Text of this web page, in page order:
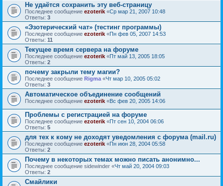
Не удаётся сохранить эту веб-страницу
Последнее сообщение ezoterik «Ср мар 21, 2007 10:48
Ответы: 3
«Эзотерический чат» (тестинг программы)
Последнее сообщение ezoterik «Пн фев 05, 2007 14:53
Ответы: 11
Текущее время сервера на форуме
Последнее сообщение ezoterik «Пт май 13, 2005 18:05
Ответы: 2
почему закрыли тему магии?
Последнее сообщение Rigma «Чт мар 10, 2005 05:02
Ответы: 3
Автоматическое объединение сообщений
Последнее сообщение ezoterik «Вс фев 20, 2005 14:06
Проблемы с регистрацией на форуме
Последнее сообщение ezoterik «Пт сен 10, 2004 06:06
Ответы: 5
для тех к кому не доходят уведомления с форума (mail.ru)
Последнее сообщение ezoterik «Пн июн 28, 2004 05:58
Ответы: 2
Почему в некоторых темах можно писать анонимно...
Последнее сообщение sidewinder «Чт май 20, 2004 09:03
Ответы: 2
Смайлики